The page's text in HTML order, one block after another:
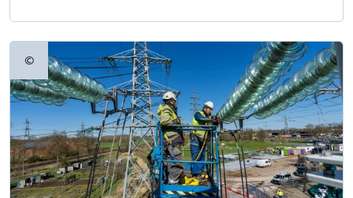
©Copyrightinformatie